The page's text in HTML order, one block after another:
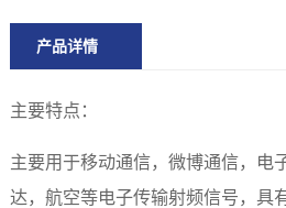
产品详情
主要特点：
主要用于移动通信，微博通信，电
达，航空等电子传输射频信号，具